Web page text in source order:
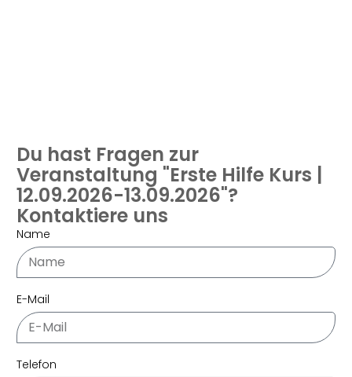
Du hast Fragen zur
Veranstaltung "Erste Hilfe Kurs |
12.09.2026-13.09.2026"?
Kontaktiere uns
Name
E-Mail
Telefon